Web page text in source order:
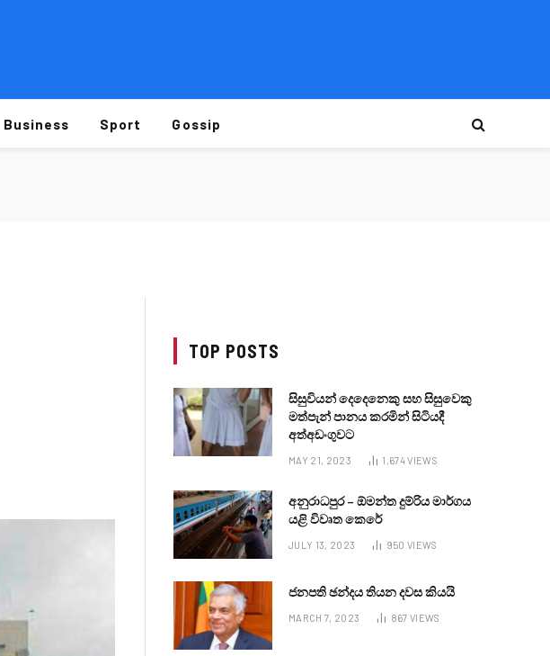
Business Sport Gossip
TOP POSTS
සිසුවියන් දෙදෙනෙකු සහ සිසුවෙකු
මත්පැන් පානය කරමින් සිටියදී
අත්අඩංගුවට
MAY 21, 2023 1,674VIEWS
අනුරාධපුර – ඕමන්ත දුම්රිය මාර්ගය
යළි විවෘත කෙරේ
JULY 13, 2023 950 VIEWS
ජනපති ඡන්දය තියන දවස කියයි
MARCH 7, 2023 867 VIEWS